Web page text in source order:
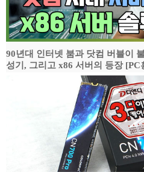
90년대 인터넷 붐과 닷컴 버블이
성기, 그리고 x86 서버의 등장 [PC